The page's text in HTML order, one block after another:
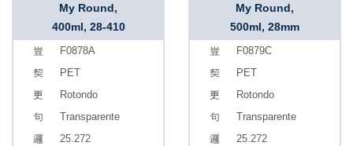
My Round,
400ml, 28-410
F0878A
PET
Rotondo
Transparente
25.272
My Round,
500ml, 28mm
F0879C
PET
Rotondo
Transparente
25.272